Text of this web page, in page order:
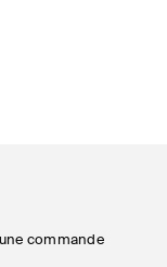
une commande